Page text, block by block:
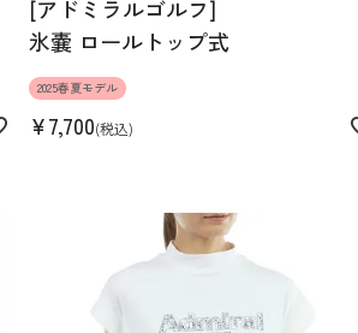
[アドミラルゴルフ]
氷嚢 ロールトップ式
2025春夏モデル
¥7,700 税込